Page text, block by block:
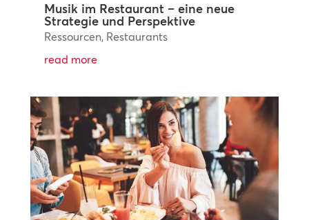
Musik im Restaurant – eine neue
Strategie und Perspektive
Ressourcen, Restaurants
read more